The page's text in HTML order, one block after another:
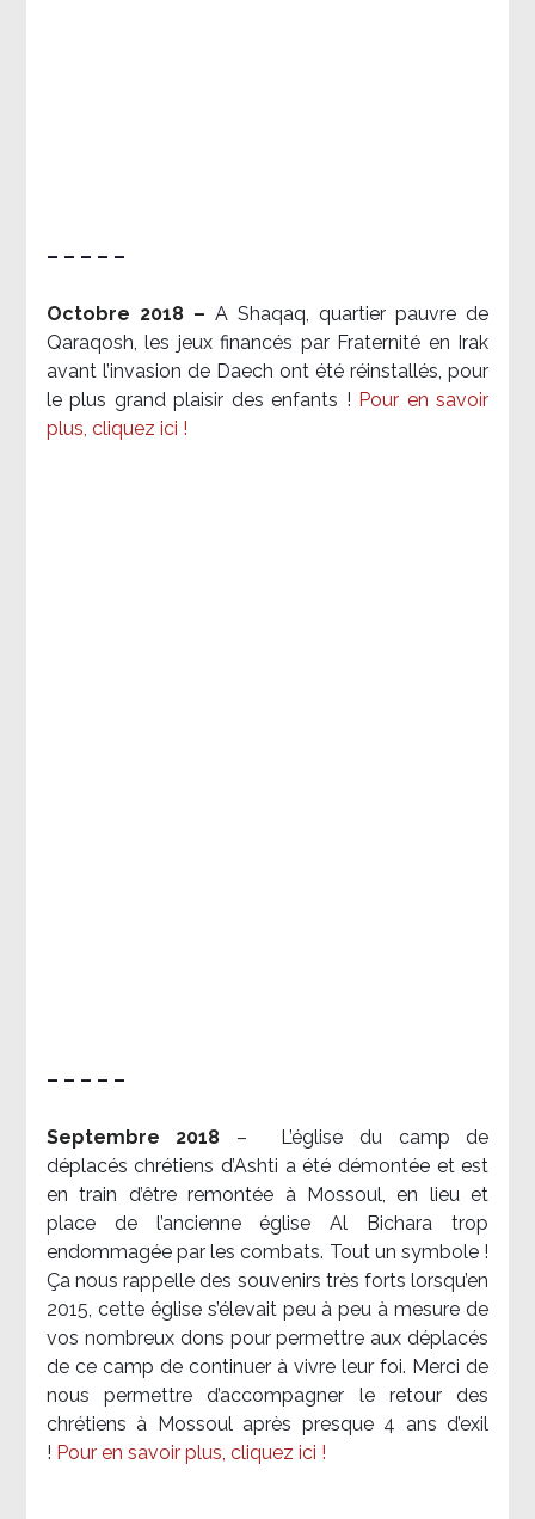
– – – – –
Octobre 2018 – A Shaqaq, quartier pauvre de
Qaraqosh, les jeux financés par Fraternité en Irak​
avant l’invasion de Daech ont été réinstallés, pour
le plus grand plaisir des enfants ! Pour en savoir
plus, cliquez ici !
– – – – –
Septembre 2018 –
L’église du camp de
déplacés chrétiens d’Ashti a été démontée et est
en train d’être remontée à Mossoul, en lieu et
place de l’ancienne église Al Bichara trop
endommagée par les combats. Tout un symbole !
Ça nous rappelle des souvenirs très forts lorsqu’en
2015, cette église s’élevait peu à peu à mesure de
vos nombreux dons pour permettre aux déplacés
de ce camp de continuer à vivre leur foi. Merci de
nous permettre d’accompagner le retour des
chrétiens à Mossoul après presque 4 ans d’exil
! Pour en savoir plus, cliquez ici !